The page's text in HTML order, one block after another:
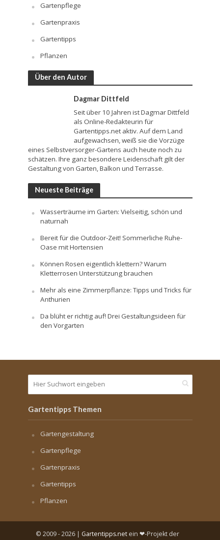
Gartenpflege
Gartenpraxis
Gartentipps
Pflanzen
Über den Autor
Dagmar Dittfeld
Seit über 10 Jahren ist Dagmar Dittfeld
als Online-Redakteurin für
Gartentipps.net aktiv. Auf dem Land
aufgewachsen, weiß sie die Vorzüge
eines Selbstversorger-Gartens auch heute noch zu
schätzen. Ihre ganz besondere Leidenschaft gilt der
Gestaltung von Garten, Balkon und Terrasse.
Neueste Beiträge
Wasserträume im Garten: Vielseitig, schön und
naturnah
Bereit für die Outdoor-Zeit! Sommerliche Ruhe-
Oase mit Hortensien
Können Rosen eigentlich klettern? Warum
Kletterrosen Unterstützung brauchen
Mehr als eine Zimmerpflanze: Tipps und Tricks für
Anthurien
Da blüht er richtig auf! Drei Gestaltungsideen für
den Vorgarten
Gartentipps Themen
Gartengestaltung
Gartenpflege
Gartenpraxis
Gartentipps
Pflanzen
© 2009 - 2026 | Gartentipps.net ein ❤-Projekt der